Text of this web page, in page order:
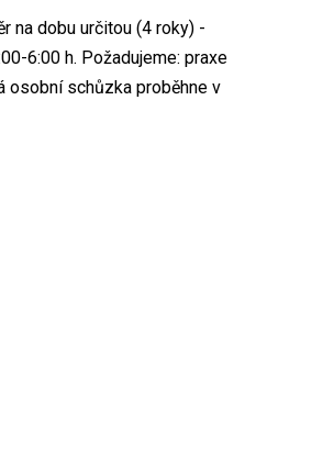
na dobu určitou (4 roky) -
6:00 h. Požadujeme: praxe
osobní schůzka proběhne v